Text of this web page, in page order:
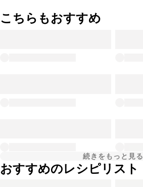
こちらもおすすめ
続きをもっと見る
おすすめのレシピリスト